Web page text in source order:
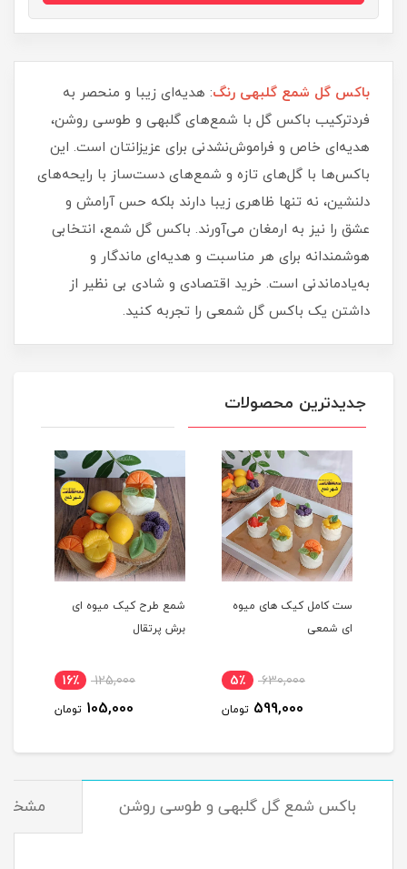
باکس گل شمع گلبهی رنگ: هدیه‌ای زیبا و منحصر به
فردترکیب باکس گل با شمع‌های گلبهی و طوسی روشن،
هدیه‌ای خاص و فراموش‌نشدنی برای عزیزانتان است. این
باکس‌ها با گل‌های تازه و شمع‌های دست‌ساز با رایحه‌های
دلنشین، نه تنها ظاهری زیبا دارند بلکه حس آرامش و
عشق را نیز به ارمغان می‌آورند. باکس گل شمع، انتخابی
هوشمندانه برای هر مناسبت و هدیه‌ای ماندگار و
به‌یادماندنی است. خرید اقتصادی و شادی بی نظیر از
داشتن یک باکس گل شمعی را تجربه کنید.
جدیدترین محصولات
ست کامل کیک های میوه
ای شمعی
630,000 5٪
599,000 تومان
شمع طرح کیک میوه ای
برش پرتقال
125,000 16٪
105,000 تومان
باکس شمع گل گلبهی و طوسی روشن